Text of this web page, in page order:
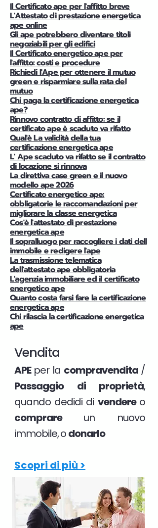
Il Certificato ape per l'affitto breve
L'Attestato di prestazione energetica
ape online
Gli ape potrebbero diventare titoli
negoziabili per gli edifici
Il Certificato energetico ape per
l'affitto: costi e procedure
Richiedi l'Ape per ottenere il mutuo
green e risparmiare sulla rata del
mutuo
Chi paga la certificazione energetica
ape?
Rinnovo contratto di affitto: se il
certificato ape è scaduto va rifatto
Qual'è La validità della tua
certificazione energetica ape
L' Ape scaduto va rifatto se il contratto
di locazione si rinnova
La direttiva case green e il nuovo
modello ape 2026
Certificato energetico ape:
obbligatorie le raccomandazioni per
migliorare la classe energetica
Cos'è l'attestato di prestazione
energetica ape
Il sopralluogo per raccogliere i dati dell
immobile e redigere l'ape
La trasmissione telematica
dell'attestato ape obbligatoria
L'agenzia immobiliare ed il certificato
energetico ape
Quanto costa farsi fare la certificazione
energetica ape
Chi rilascia la certificazione energetica
ape
Vendita
APE per la compravendita /
Passaggio di proprietà,
quando dedidi di vendere o
comprare un nuovo
immobile, odonarlo
Scopri di più >